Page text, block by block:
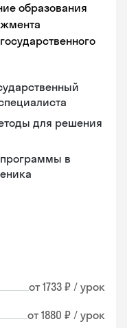
образования
для решения
в
от 1733 ₽ / урок
от 1880 ₽ / урок